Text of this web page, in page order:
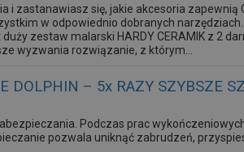
i zastanawiasz się, jakie akcesoria
w odpowiednio dobranych
zestaw malarski HARDY CERAMIK z 2
wyzwania rozwiązanie, z którym...
DOLPHIN – 5x RAZY SZYBSZE
Podczas prac
pozwala uniknąć zabrudzeń,